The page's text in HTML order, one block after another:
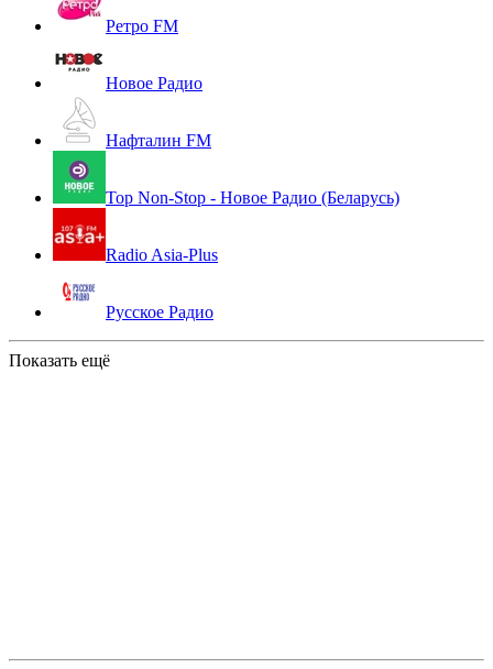
Ретро FM
Новое Радио
Нафталин FM
Top Non-Stop - Новое Радио (Беларусь)
Radio Asia-Plus
Русское Радио
Показать ещё